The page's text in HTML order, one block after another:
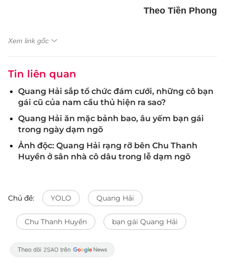
Theo Tiền Phong
Xem link gốc
Tin liên quan
Quang Hải sắp tổ chức đám cưới, những cô bạn
gái cũ của nam cầu thủ hiện ra sao?
Quang Hải ăn mặc bảnh bao, âu yếm bạn gái
trong ngày dạm ngõ
Ảnh độc: Quang Hải rạng rỡ bên Chu Thanh
Huyền ở sân nhà cô dâu trong lễ dạm ngõ
Chủ đề: YOLO Quang Hải
Chu Thanh Huyền bạn gái Quang Hải